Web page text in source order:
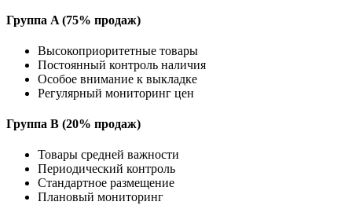
Группа A (75% продаж)
Высокоприоритетные товары
Постоянный контроль наличия
Особое внимание к выкладке
Регулярный мониторинг цен
Группа B (20% продаж)
Товары средней важности
Периодический контроль
Стандартное размещение
Плановый мониторинг